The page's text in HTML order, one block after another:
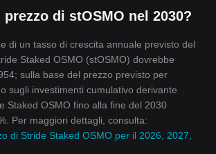
di stOSMO nel 2030?
di un tasso di crescita annuale previsto del
Staked OSMO (stOSMO) dovrebbe
sulla base del prezzo previsto per
sugli investimenti cumulativo derivante
Staked OSMO fino alla fine del 2030
Per maggiori dettagli, consulta:
di Stride Staked OSMO per il 2026, 2027,